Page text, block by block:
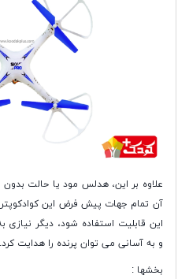
علاوه بر این، هدلس مود یا حالت
آن تمام جهات پیش فرض این
این قابلیت استفاده شود، دیگر
و به آسانی می ‌توان پرنده را هدایت کرد.
بخشها :